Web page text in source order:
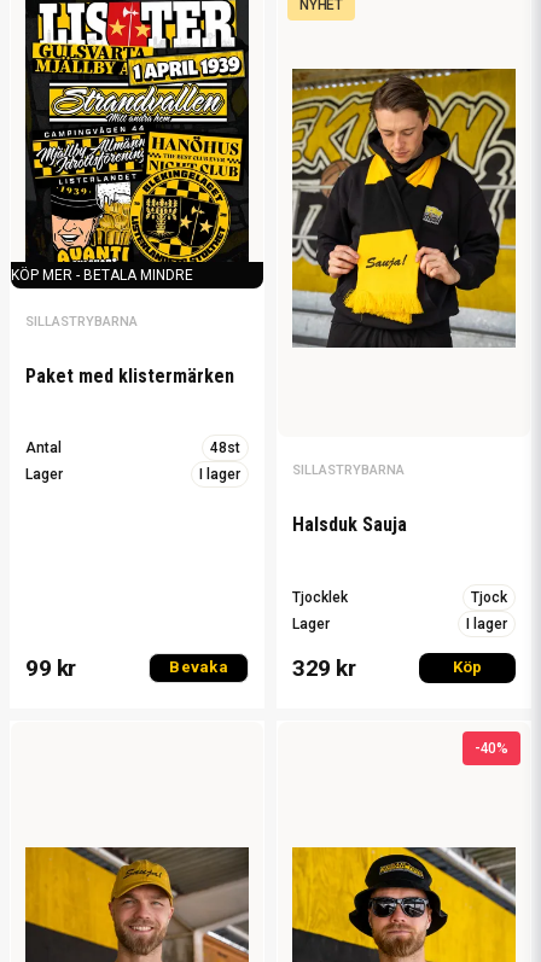
KÖP MER - BETALA MINDRE
SILLASTRYBARNA
Paket med klistermärken
Antal
48st
Lager
I lager
99 kr Bevaka
SILLASTRYBARNA
Halsduk Sauja
Tjocklek
Tjock
Lager
I lager
329 kr Köp
NYHET
-40%